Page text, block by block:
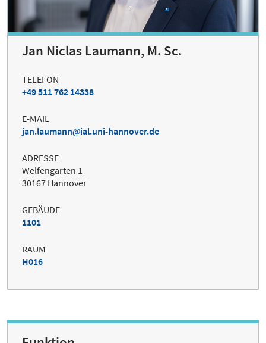
Jan Niclas Laumann, M. Sc.
TELEFON
+49 511 762 14338
E-MAIL
jan.laumann
ial.uni-hannover.de
ADRESSE
Welfengarten 1
30167 Hannover
GEBÄUDE
1101
RAUM
H016